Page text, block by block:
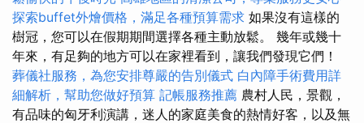
探索buffet外燴價格，滿足各種預算需求 如果沒有這樣的
樹冠，您可以在假期期間選擇各種主動放鬆。 幾年或幾十
年來，有足夠的地方可以在家裡看到，讓我們發現它們！
葬儀社服務，為您安排尊嚴的告別儀式 白內障手術費用詳
細解析，幫助您做好預算 記帳服務推薦 農村人民，景觀，
有品味的匈牙利演講，迷人的家庭美食的熱情好客，以及無